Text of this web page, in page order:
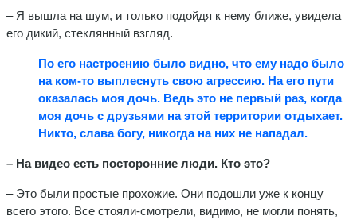
– Я вышла на шум, и только подойдя к нему ближе, увидела
его дикий, стеклянный взгляд.
По его настроению было видно, что ему надо было
на ком-то выплеснуть свою агрессию. На его пути
оказалась моя дочь. Ведь это не первый раз, когда
моя дочь с друзьями на этой территории отдыхает.
Никто, слава богу, никогда на них не нападал.
– На видео есть посторонние люди. Кто это?
– Это были простые прохожие. Они подошли уже к концу
всего этого. Все стояли-смотрели, видимо, не могли понять,